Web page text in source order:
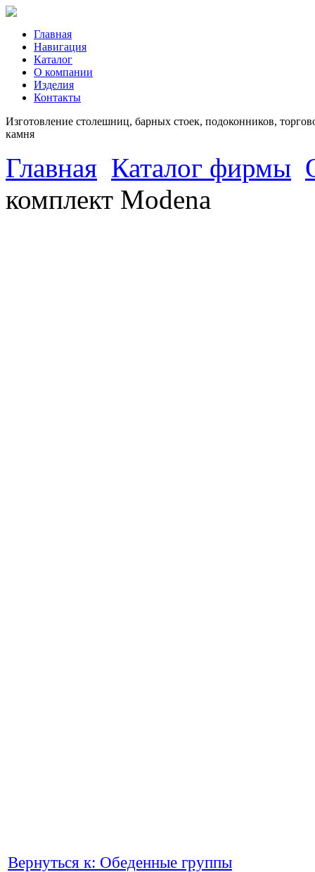
Главная
Навигация
Каталог
О компании
Изделия
Контакты
Изготовление столешниц, барных стоек, подоконников,
камня
Главная Каталог фирмы
комплект Modena
Вернуться к: Обеденные группы